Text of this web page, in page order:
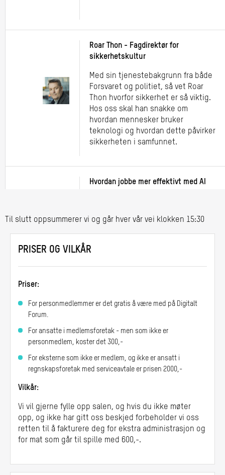
Roar Thon - Fagdirektør for
sikkerhetskultur
Med sin tjenestebakgrunn fra både
Forsvaret og politiet, så vet Roar
Thon hvorfor sikkerhet er så viktig.
Hos oss skal han snakke om
hvordan mennesker bruker
teknologi og hvordan dette påvirker
sikkerheten i samfunnet.
Hvordan jobbe mer effektivt med AI
for hva AI kan gjøre for å
effektivisere arbeidet.
Tim Ervik, Jennifer Vo og Regine
Aaland fra Microsoft vil her veilede
enklere for oss.
Passordmanager – når det blir mye å
Geir Sandvik, fagansvarlig for
til sikkerhet gjør at passordene blir
lengre, og umulig å huske.
Til slutt oppsummerer vi og går hver vår vei klokken 15:30
PRISER OG VILKÅR
Priser:
For personmedlemmer er det gratis å være med på Digitalt
Forum.
For ansatte i medlemsforetak - men som ikke er
personmedlem, koster det 300,-
For eksterne som ikke er medlem, og ikke er ansatt i
regnskapsforetak med serviceavtale er prisen 2000,-
Vilkår:
Vi vil gjerne fylle opp salen, og hvis du ikke møter
opp, og ikke har gitt oss beskjed forbeholder vi oss
retten til å fakturere deg for ekstra administrasjon og
for mat som går til spille med 600,-.